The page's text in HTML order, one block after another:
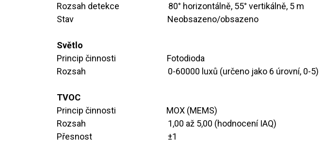
Rozsah detekce
​80° horizontálně, 55° vertikálně, 5 m
Stav
​​Neobsazeno/obsazeno
Světlo
Princip činnosti
​​Fotodioda
Rozsah
​​0-60000 luxů (určeno jako 6 úrovní, 0-5)
TVOC
Princip činnosti
​​MOX (MEMS)
Rozsah
​​1,00 až 5,00 (hodnocení IAQ)
Přesnost
​​​±1